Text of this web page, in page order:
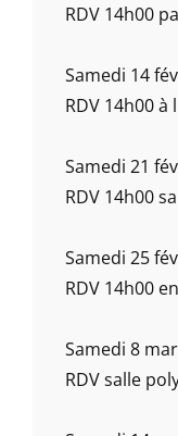
RDV 14h00
Samedi 14
RDV 14h00
Samedi 21
RDV 14h00
Samedi 25
RDV 14h00
Samedi 8
RDV salle